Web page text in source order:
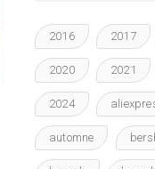
2016 2017
2020 2021
2024
automne